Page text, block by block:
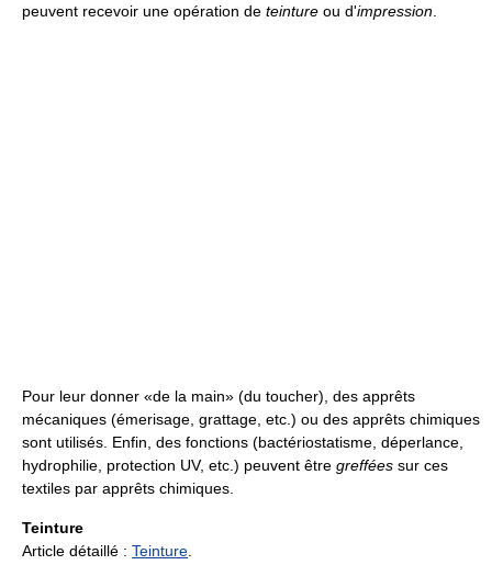
peuvent recevoir une opération de teinture ou d'impression
Pour leur donner «de la main» (du toucher), des apprêts
mécaniques (émerisage, grattage, etc.) ou des apprêts chimiques
sont utilisés. Enfin, des fonctions (bactériostatisme, déperlance,
hydrophilie, protection UV, etc.) peuvent être greffées sur ces
textiles par apprêts chimiques.
Teinture
Article détaillé : Teinture